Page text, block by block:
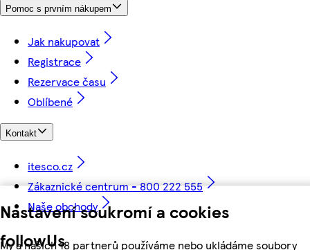
Nastavení soukromí a cookies
My a našich 18 partnerů používáme nebo ukládáme soubory
Pomoc s prvním nákupem
Jak nakupovat
Registrace
Rezervace času
Oblíbené
Kontakt
itesco.cz
Zákaznické centrum - 800 222 555
Naše obchody
followUs